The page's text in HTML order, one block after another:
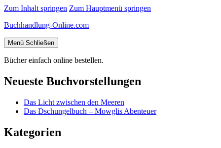
Zum Inhalt springen Zum Hauptmenü springen
Buchhandlung-Online.com
Menü Schließen
Bücher einfach online bestellen.
Neueste Buchvorstellungen
Das Licht zwischen den Meeren
Das Dschungelbuch – Mowglis Abenteuer
Kategorien